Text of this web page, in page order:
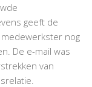
geeft de
nog
De e-mail was
van